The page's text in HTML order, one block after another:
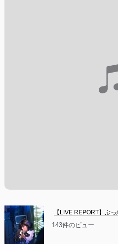
【LIVE REPORT】ぶ
143件のビュー